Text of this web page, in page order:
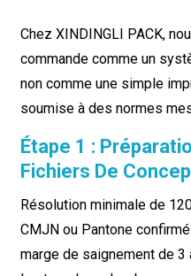
Chez XINDINGLI PACK,
commande comme un
non comme une simple
soumise à des normes
Étape 1 :
Fichiers De
Résolution minimale de
CMJN ou Pantone confirmé
marge de saignement de 3